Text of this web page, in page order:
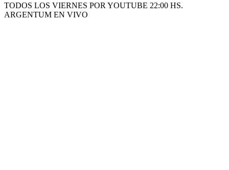
TODOS LOS VIERNES POR YOUTUBE 22:00 HS.
ARGENTUM EN VIVO